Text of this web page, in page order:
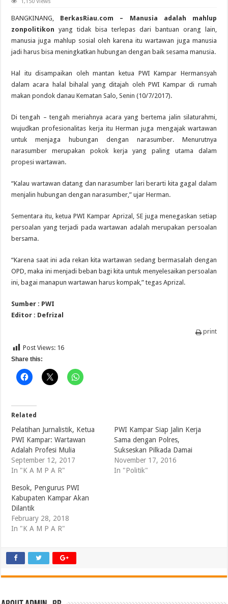
Wartawan
Harus
Hablum
Minanas
BANGKINANG, BerkasRiau.com – Manusia adalah mahlup
zonpolitikonyang tidak bisa terlepas dari bantuan orang lain,
manusia juga mahlup sosial oleh karena itu wartawan juga manusia
jadi harus bisa meningkatkan hubungan dengan baik sesama manusia.
Hal itu disampaikan oleh mantan ketua PWI Kampar Hermansyah
dalam acara halal bihalal yang ditajah oleh PWI Kampar di rumah
makan pondok danau Kematan Salo, Senin (10/7/2017).
Di tengah – tengah meriahnya acara yang bertema jalin silaturahmi,
wujudkan profesionalitas kerja itu Herman juga mengajak wartawan
untuk menjaga hubungan dengan narasumber. Menurutnya
narasumber merupakan pokok kerja yang paling utama dalam
propesi wartawan.
“Kalau wartawan datang dan narasumber lari berarti kita gagal dalam
menjalin hubungan dengan narasumber,” ujar Herman.
Sementara itu, ketua PWI Kampar Aprizal, SE juga menegaskan setiap
persoalan yang terjadi pada wartawan adalah merupakan persoalan
bersama.
“Karena saat ini ada rekan kita wartawan sedang bermasalah dengan
OPD, maka ini menjadi beban bagi kita untuk menyelesaikan persoalan
ini, bagai manapun wartawan harus kompak,” tegas Aprizal.
Sumber : PWI
Editor : Defrizal
print
Post Views: 16
Share this:
Related
Pelatihan Jurnalistik, Ketua
PWI Kampar: Wartawan
Adalah Profesi Mulia
September 12, 2017
In "K A M P A R"
PWI Kampar Siap Jalin Kerja
Sama dengan Polres,
Sukseskan Pilkada Damai
November 17, 2016
In "Politik"
Besok, Pengurus PWI
Kabupaten Kampar Akan
Dilantik
February 28, 2018
In "K A M P A R"